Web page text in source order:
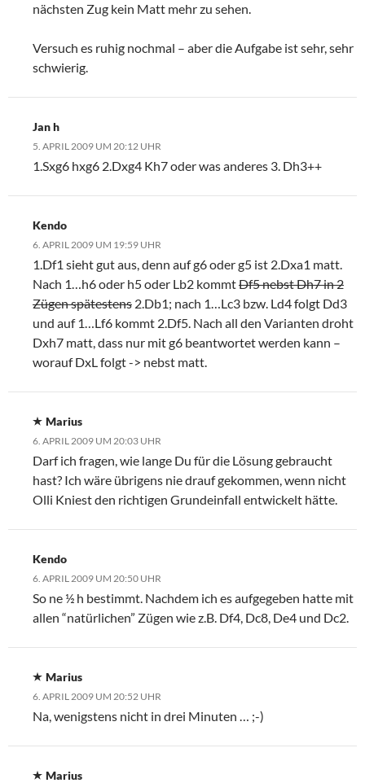
nächsten Zug kein Matt mehr zu sehen.
Versuch es ruhig nochmal – aber die Aufgabe ist sehr, sehr
schwierig.
Jan h
5. APRIL 2009 UM 20:12 UHR
1.Sxg6 hxg6 2.Dxg4 Kh7 oder was anderes 3. Dh3++
Kendo
6. APRIL 2009 UM 19:59 UHR
1.Df1 sieht gut aus, denn auf g6 oder g5 ist 2.Dxa1 matt.
Nach 1…h6 oder h5 oder Lb2 kommtDf5 nebst Dh7 in 2
Zügen spätestens 2.Db1; nach 1…Lc3 bzw. Ld4 folgt Dd3
und auf 1…Lf6 kommt 2.Df5. Nach all den Varianten droht
Dxh7 matt, dass nur mit g6 beantwortet werden kann –
worauf DxL folgt -> nebst matt.
Marius
6. APRIL 2009 UM 20:03 UHR
Darf ich fragen, wie lange Du für die Lösung gebraucht
hast? Ich wäre übrigens nie drauf gekommen, wenn nicht
Olli Kniest den richtigen Grundeinfall entwickelt hätte.
Kendo
6. APRIL 2009 UM 20:50 UHR
So ne ½ h bestimmt. Nachdem ich es aufgegeben hatte mit
allen “natürlichen” Zügen wie z.B. Df4, Dc8, De4 und Dc2.
Marius
6. APRIL 2009 UM 20:52 UHR
Na, wenigstens nicht in drei Minuten … ;-)
Marius